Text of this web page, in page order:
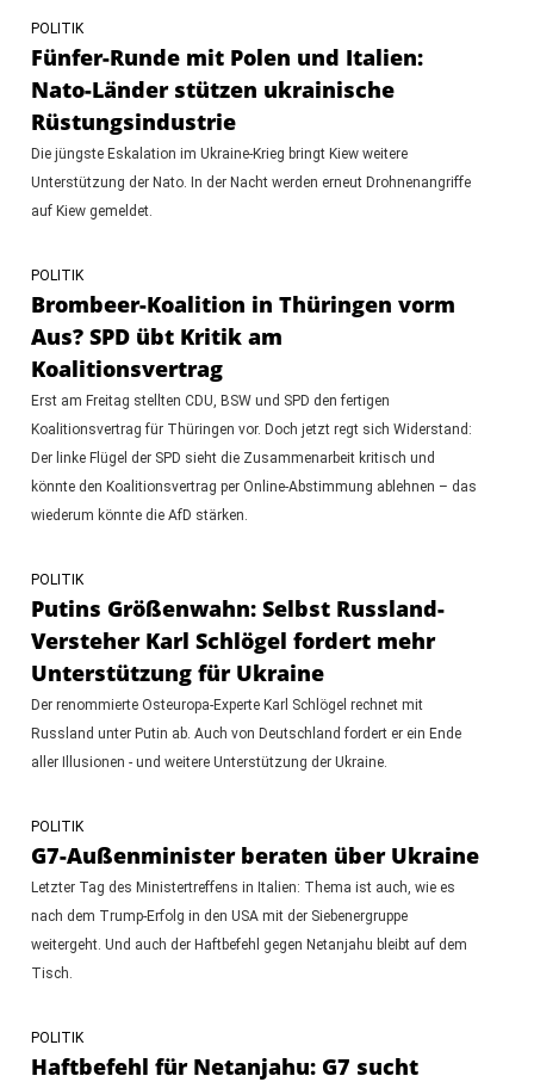
POLITIK
Fünfer-Runde mit Polen und Italien:
Nato-Länder stützen ukrainische
Rüstungsindustrie
Die jüngste Eskalation im Ukraine-Krieg bringt Kiew weitere
Unterstützung der Nato. In der Nacht werden erneut Drohnenangriffe
auf Kiew gemeldet.
POLITIK
Brombeer-Koalition in Thüringen vorm
Aus? SPD übt Kritik am
Koalitionsvertrag
Erst am Freitag stellten CDU, BSW und SPD den fertigen
Koalitionsvertrag für Thüringen vor. Doch jetzt regt sich Widerstand:
Der linke Flügel der SPD sieht die Zusammenarbeit kritisch und
könnte den Koalitionsvertrag per Online-Abstimmung ablehnen – das
wiederum könnte die AfD stärken.
POLITIK
Putins Größenwahn: Selbst Russland-
Versteher Karl Schlögel fordert mehr
Unterstützung für Ukraine
Der renommierte Osteuropa-Experte Karl Schlögel rechnet mit
Russland unter Putin ab. Auch von Deutschland fordert er ein Ende
aller Illusionen - und weitere Unterstützung der Ukraine.
POLITIK
G7-Außenminister beraten über Ukraine
Letzter Tag des Ministertreffens in Italien: Thema ist auch, wie es
nach dem Trump-Erfolg in den USA mit der Siebenergruppe
weitergeht. Und auch der Haftbefehl gegen Netanjahu bleibt auf dem
Tisch.
POLITIK
Haftbefehl für Netanjahu: G7 sucht